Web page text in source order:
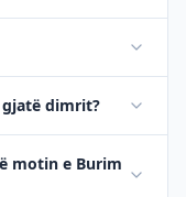
gjatë dimrit?
motin e Burim